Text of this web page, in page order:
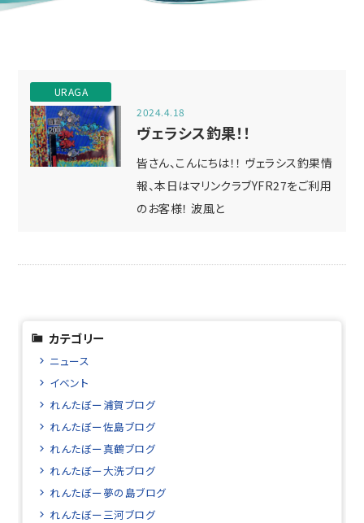
URAGA
2024.4.18
ヴェラシス釣果！！
皆さん、こんにちは！！ ヴェラシス釣果情
報、本日はマリンクラブYFR27をご利用
のお客様！ 波風と
カテゴリー
ニュース
イベント
れんたぼー浦賀ブログ
れんたぼー佐島ブログ
れんたぼー真鶴ブログ
れんたぼー大洗ブログ
れんたぼー夢の島ブログ
れんたぼー三河ブログ